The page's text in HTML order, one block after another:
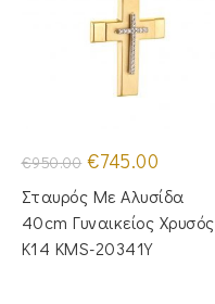
€950.00 Original
price
was:
€950.00.
€745.00
τιμή
είναι:
€745.00.
Σταυρός Με Αλυσίδα
40cm Γυναικείος Χρυσός
Κ14 KMS-20341Y